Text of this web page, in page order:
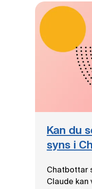
Kan du
syns i
Chatbottar
Claude kan